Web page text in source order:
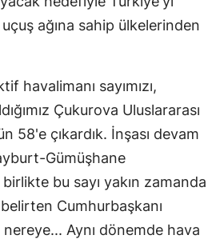
ağına sahip ülkelerinden
havalimanı sayımızı,
Çukurova Uluslararası
58'e çıkardık. İnşası devam
Gümüşhane
birlikte bu sayı yakın zamanda
Cumhurbaşkanı
Aynı dönemde hava